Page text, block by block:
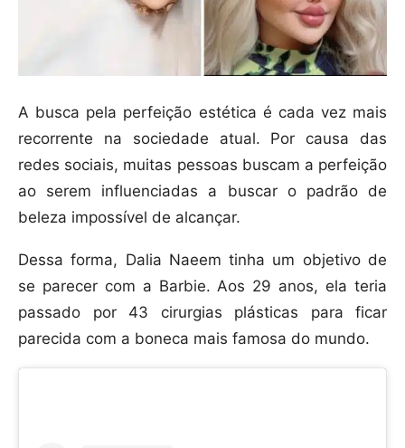
A busca pela perfeição estética é cada vez mais
recorrente na sociedade atual. Por causa das
redes sociais, muitas pessoas buscam a perfeição
ao serem influenciadas a buscar o padrão de
beleza impossível de alcançar.
Dessa forma, Dalia Naeem tinha um objetivo de
se parecer com a Barbie. Aos 29 anos, ela teria
passado por 43 cirurgias plásticas para ficar
parecida com a boneca mais famosa do mundo.